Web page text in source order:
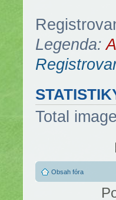
Legenda:
Total
Obsah fóra